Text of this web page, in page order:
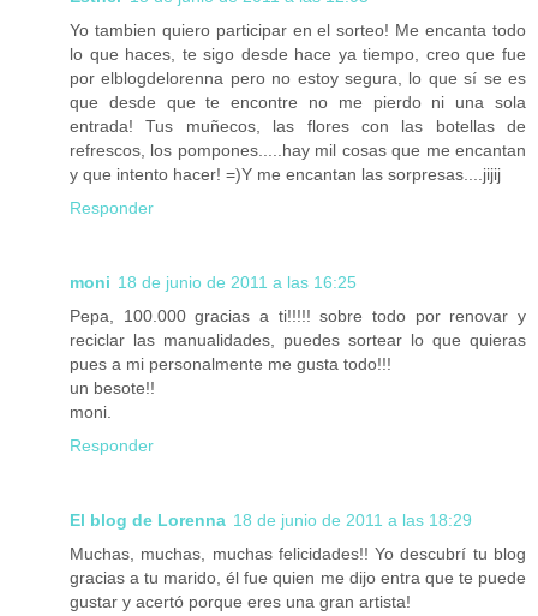
Yo tambien quiero participar en el sorteo! Me encanta todo
lo que haces, te sigo desde hace ya tiempo, creo que fue
por elblogdelorenna pero no estoy segura, lo que sí se es
que desde que te encontre no me pierdo ni una sola
entrada! Tus muñecos, las flores con las botellas de
refrescos, los pompones.....hay mil cosas que me encantan
y que intento hacer! =)Y me encantan las sorpresas....jijij
Responder
moni 18 de junio de 2011 a las 16:25
Pepa, 100.000 gracias a ti!!!!! sobre todo por renovar y
reciclar las manualidades, puedes sortear lo que quieras
pues a mi personalmente me gusta todo!!!
un besote!!
moni.
Responder
El blog de Lorenna 18 de junio de 2011 a las 18:29
Muchas, muchas, muchas felicidades!! Yo descubrí tu blog
gracias a tu marido, él fue quien me dijo entra que te puede
gustar y acertó porque eres una gran artista!